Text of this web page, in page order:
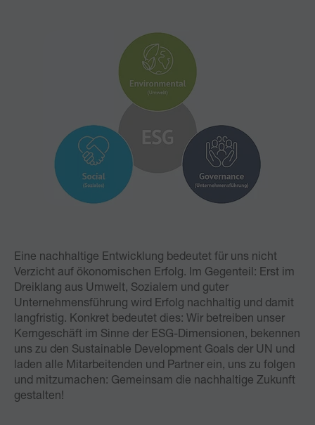
Eine nachhaltige Entwicklung bedeutet für uns nicht
Verzicht auf ökonomischen Erfolg. Im Gegenteil: Erst im
Dreiklang aus Umwelt, Sozialem und guter
Unternehmensführung wird Erfolg nachhaltig und damit
langfristig. Konkret bedeutet dies: Wir betreiben unser
Kerngeschäft im Sinne der ESG-Dimensionen, bekennen
uns zu den Sustainable Development Goals der UN und
laden alle Mitarbeitenden und Partner ein, uns zu folgen
und mitzumachen: Gemeinsam die nachhaltige Zukunft
gestalten!